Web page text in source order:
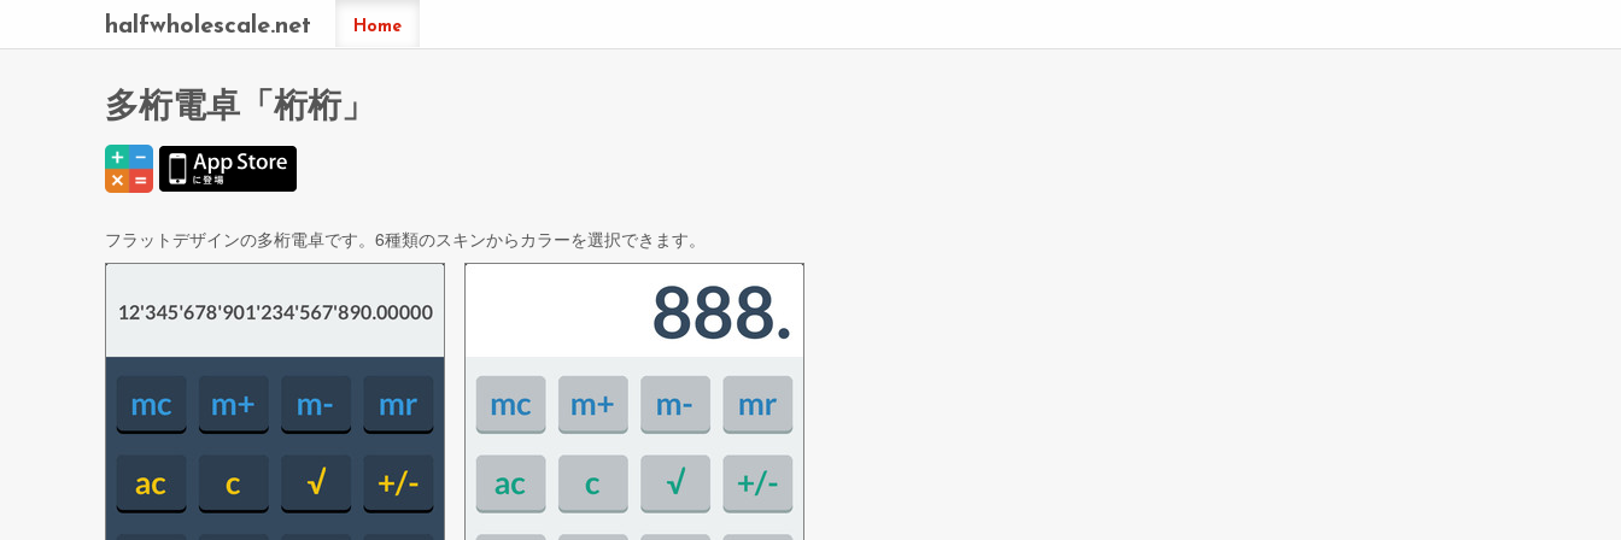
halfwholescale.net Home
多桁電卓「桁桁」
フラットデザインの多桁電卓です。6種類のスキンからカラーを選択できます。